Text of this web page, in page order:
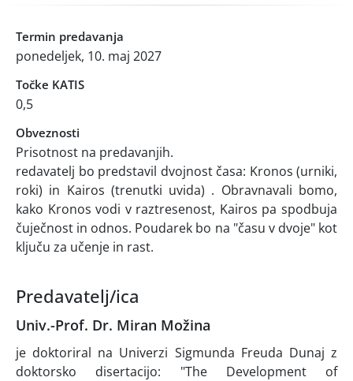
Termin predavanja
ponedeljek, 10. maj 2027
Točke KATIS
0,5
Obveznosti
Prisotnost na predavanjih.
redavatelj bo predstavil dvojnost časa: Kronos (urniki,
roki) in Kairos (trenutki uvida) . Obravnavali bomo,
kako Kronos vodi v raztresenost, Kairos pa spodbuja
čuječnost in odnos. Poudarek bo na "času v dvoje" kot
ključu za učenje in rast.
Predavatelj/ica
Univ.-Prof. Dr. Miran Možina
je doktoriral na Univerzi Sigmunda Freuda Dunaj z
doktorsko disertacijo: "The Development of